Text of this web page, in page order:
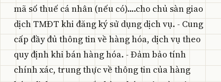
mã số thuế cá nhân (nếu có)….cho chủ sàn giao
dịch TMĐT khi đăng ký sử dụng dịch vụ. - Cung
cấp đầy đủ thông tin về hàng hóa, dịch vụ theo
quy định khi bán hàng hóa. - Đảm bảo tính
chính xác, trung thực về thông tin của hàng